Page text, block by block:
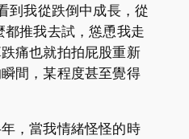
到我從跌倒中成長，從
推我去試，慫恿我走
痛也就拍拍屁股重新
間，某程度甚至覺得
，當我情緒怪怪的時